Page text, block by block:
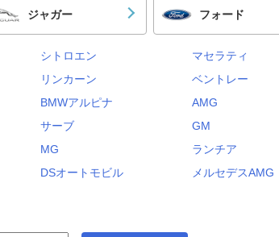
ジャガー フォード
シトロエン マセラティ
リンカーン ベントレー
BMWアルピナ AMG
サーブ GM
MG ランチア
DSオートモビル メルセデスAMG